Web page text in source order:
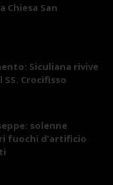
Chiesa San
Siculiana rivive
Crocifisso
solenne
fuochi d’artificio